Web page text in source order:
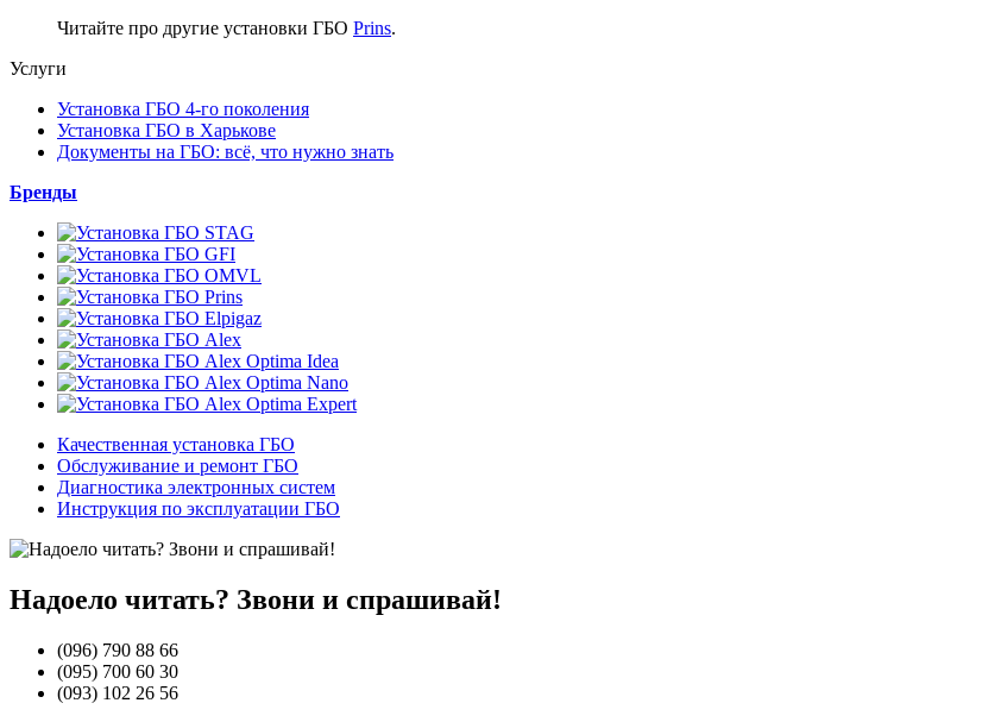
Читайте про другие установки ГБО Prins.
Услуги
Установка ГБО 4-го поколения
Установка ГБО в Харькове
Документы на ГБО: всё, что нужно знать
Бренды
Качественная установка ГБО
Обслуживание и ремонт ГБО
Диагностика электронных систем
Инструкция по эксплуатации ГБО
Надоело читать? Звони и спрашивай!
(096) 790 88 66
(095) 700 60 30
(093) 102 26 56